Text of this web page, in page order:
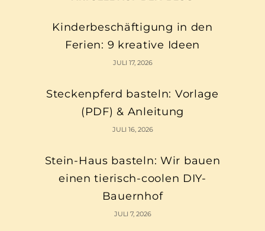
Kinderbeschäftigung in den
Ferien: 9 kreative Ideen
JULI 17, 2026
Steckenpferd basteln: Vorlage
(PDF) & Anleitung
JULI 16, 2026
Stein-Haus basteln: Wir bauen
einen tierisch-coolen DIY-
Bauernhof
JULI 7, 2026